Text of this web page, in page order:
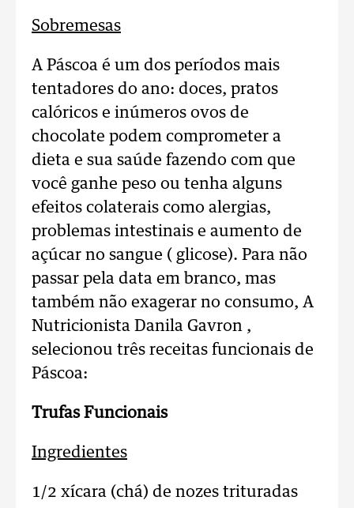
Sobremesas
A Páscoa é um dos períodos mais
tentadores do ano: doces, pratos
calóricos e inúmeros ovos de
chocolate podem comprometer a
dieta e sua saúde fazendo com que
você ganhe peso ou tenha alguns
efeitos colaterais como alergias,
problemas intestinais e aumento de
açúcar no sangue ( glicose). Para não
passar pela data em branco, mas
também não exagerar no consumo, A
Nutricionista Danila Gavron ,
selecionou três receitas funcionais de
Páscoa:
Trufas Funcionais
Ingredientes
1/2 xícara (chá) de nozes trituradas